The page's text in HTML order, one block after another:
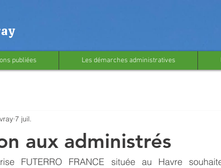
publiées Les démarches administratives
aux administrés
7 juil.
FUTERRO FRANCE située au Havre